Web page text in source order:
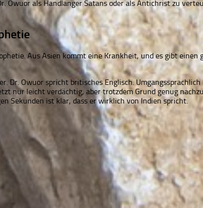
Owuor als Handlanger Satans oder als Antichrist zu
Aus Asien kommt eine Krankheit, und es gibt
Dr. Owuor spricht britisches Englisch.
nur leicht verdächtig, aber trotzdem Grund genug
Sekunden ist klar, dass er wirklich von Indien spricht.